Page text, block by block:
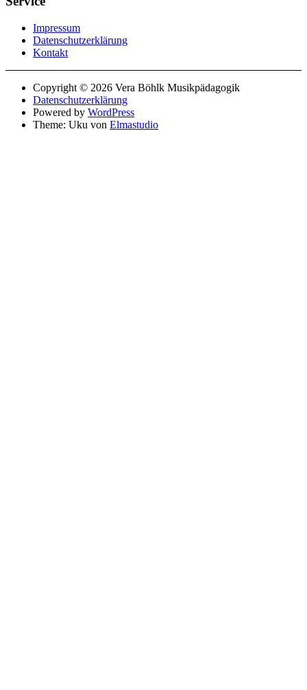
Impressum
Datenschutzerklärung
Kontakt
Copyright © 2026 Vera Böhlk Musikpädagogik
Datenschutzerklärung
Powered by WordPress
Theme: Uku von Elmastudio